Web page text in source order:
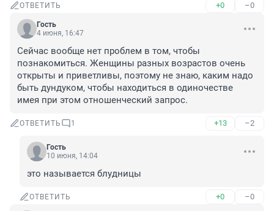
ОТВЕТИТЬ +0 –0
Гость
4 июня, 16:47
Сейчас вообще нет проблем в том, чтобы
познакомиться. Женщины разных возрастов очень
открыты и приветливы, поэтому не знаю, каким надо
быть дундуком, чтобы находиться в одиночестве
имея при этом отношенческий запрос.
ОТВЕТИТЬ 1 +13 –2
Гость
10 июня, 14:04
это называется блудницы
ОТВЕТИТЬ +0 –0